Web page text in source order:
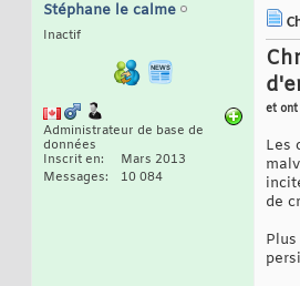
Stéphane le calme
Inactif
Administrateur de base de
données
Inscrit en
Mars 2013
Messages
10 084
et ont
Les
de